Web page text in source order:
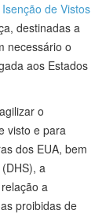
de Vistos
destinadas a
necessário o
aos Estados
o
visto e para
dos EUA, bem
a
a
proibidas de